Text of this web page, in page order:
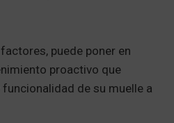
puede poner en
proactivo que
de su muelle a